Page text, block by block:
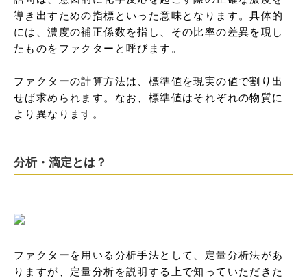
導き出すための指標といった意味となります。具体的
には、濃度の補正係数を指し、その比率の差異を現し
たものをファクターと呼びます。
ファクターの計算方法は、標準値を現実の値で割り出
せば求められます。なお、標準値はそれぞれの物質に
より異なります。
分析・滴定とは？
ファクターを用いる分析手法として、定量分析法があ
りますが、定量分析を説明する上で知っていただきた